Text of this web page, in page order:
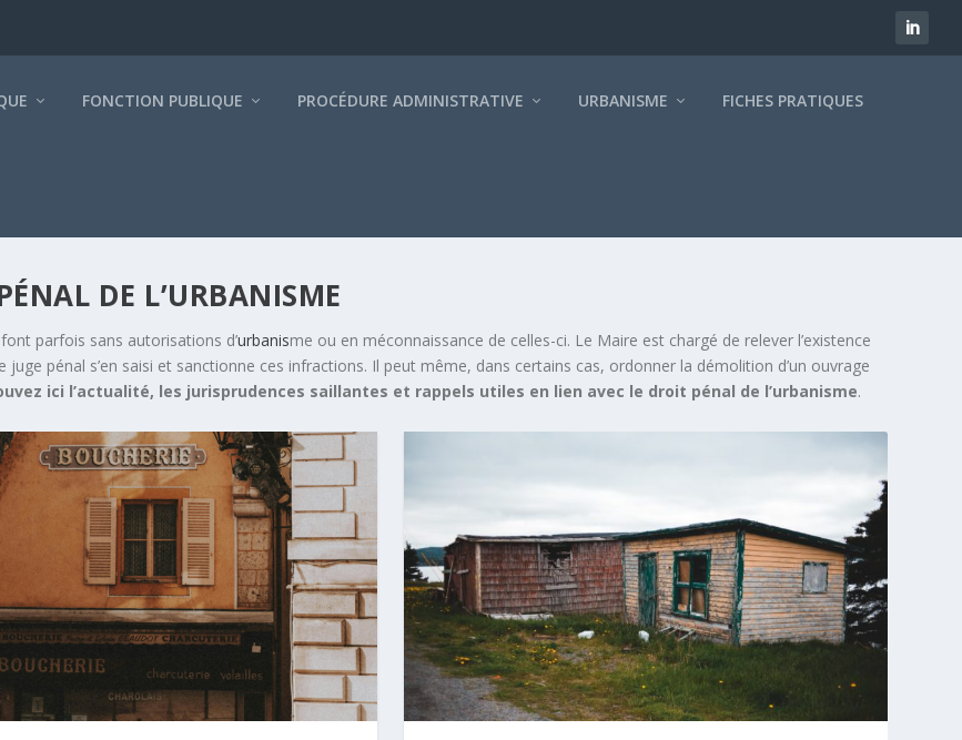
FONCTION PUBLIQUE PROCÉDURE ADMINISTRATIVE URBANISME FICHES PRATIQUES
DE L’URBANISME
parfois sans autorisations d’urbanisme ou en méconnaissance de celles-ci. Le Maire est chargé de relever l’existence
juge pénal s’en saisi et sanctionne ces infractions. Il peut même, dans certains cas, ordonner la démolition d’un ouvrage
ici l’actualité, les jurisprudences saillantes et rappels utiles en lien avec le droit pénal de l’urbanisme.